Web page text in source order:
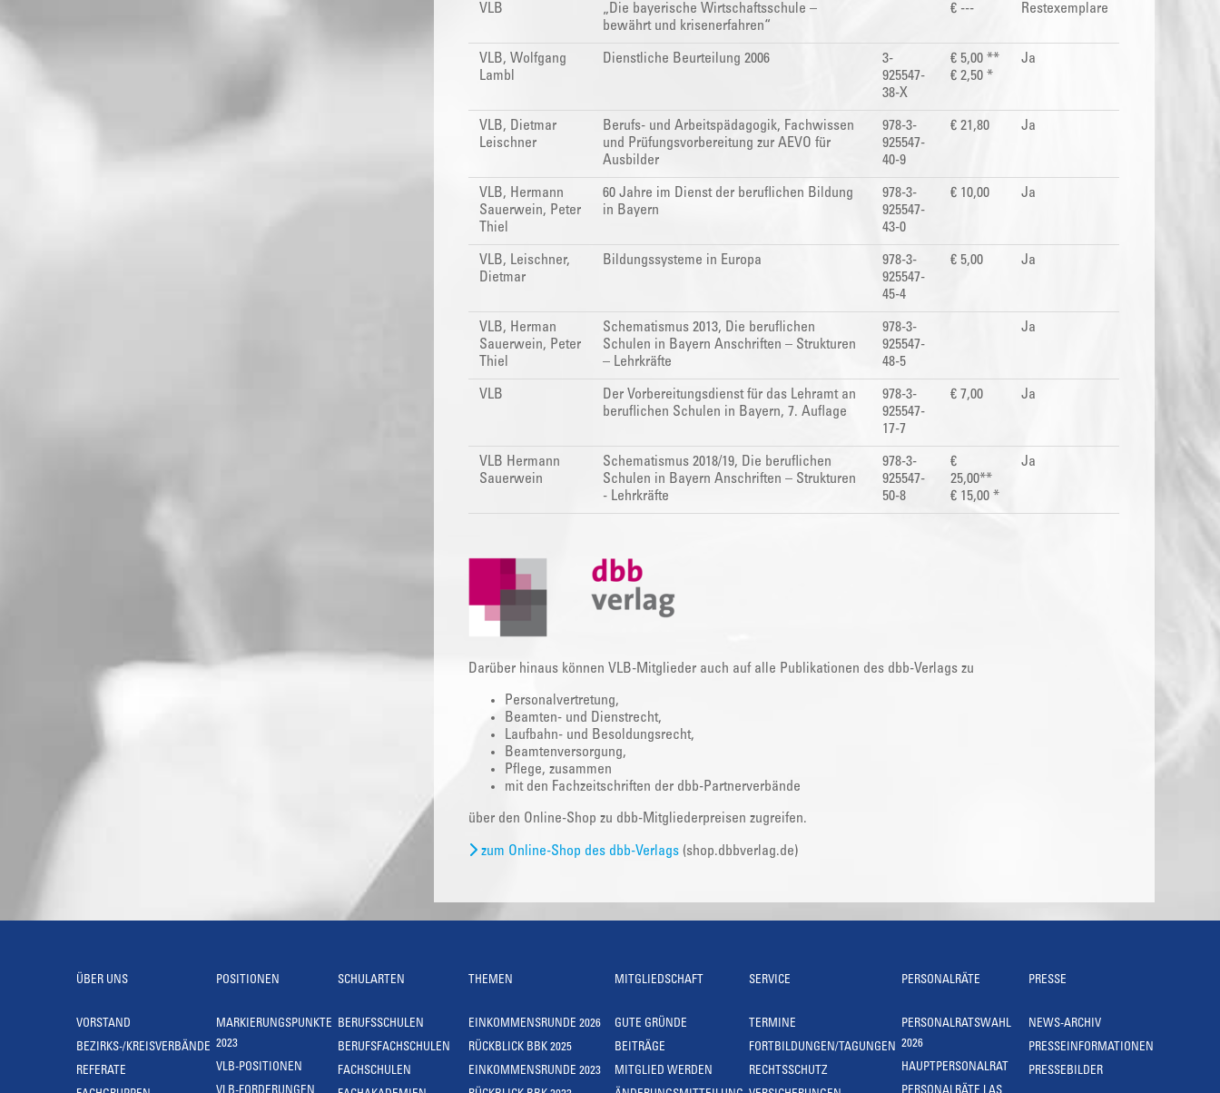
VLB
„Die bayerische Wirtschaftsschule –
bewährt und krisenerfahren“
€ --- Restexemplare
VLB, Wolfgang
Lambl
Dienstliche Beurteilung 2006
3-
925547-
38-X
€ 5,00 **
€ 2,50 *
Ja
VLB, Dietmar
Leischner
Berufs- und Arbeitspädagogik, Fachwissen
und Prüfungsvorbereitung zur AEVO für
Ausbilder
978-3-
925547-
40-9
€ 21,80 Ja
VLB, Hermann
Sauerwein, Peter
Thiel
60 Jahre im Dienst der beruflichen Bildung
in Bayern
978-3-
925547-
43-0
€ 10,00 Ja
VLB, Leischner,
Dietmar
Bildungssysteme in Europa
978-3-
925547-
45-4
€ 5,00 Ja
VLB, Herman
Sauerwein, Peter
Thiel
Schematismus 2013, Die beruflichen
Schulen in Bayern Anschriften – Strukturen
– Lehrkräfte
978-3-
925547-
48-5
Ja
VLB
Der Vorbereitungsdienst für das Lehramt an
beruflichen Schulen in Bayern, 7. Auflage
978-3-
925547-
17-7
€ 7,00 Ja
VLB Hermann
Sauerwein
Schematismus 2018/19, Die beruflichen
Schulen in Bayern Anschriften – Strukturen
- Lehrkräfte
978-3-
925547-
50-8
€
25,00**
€ 15,00 *
Ja
Darüber hinaus können VLB-Mitglieder auch auf alle Publikationen des dbb-Verlags zu
Personalvertretung,
Beamten- und Dienstrecht,
Laufbahn- und Besoldungsrecht,
Beamtenversorgung,
Pflege, zusammen
mit den Fachzeitschriften der dbb-Partnerverbände
über den Online-Shop zu dbb-Mitgliederpreisen zugreifen.
zum Online-Shop des dbb-Verlags (shop.dbbverlag.de)
ÜBER UNS
VORSTAND
BEZIRKS-/KREISVERBÄNDE
REFERATE
POSITIONEN
MARKIERUNGSPUNKTE
2023
VLB-POSITIONEN
SCHULARTEN
BERUFSSCHULEN
BERUFSFACHSCHULEN
FACHSCHULEN
THEMEN
EINKOMMENSRUNDE 2026
RÜCKBLICK BBK 2025
EINKOMMENSRUNDE 2023
MITGLIEDSCHAFT
GUTE GRÜNDE
BEITRÄGE
MITGLIED WERDEN
SERVICE
TERMINE
FORTBILDUNGEN/TAGUNGEN
RECHTSSCHUTZ
PERSONALRÄTE
PERSONALRATSWAHL
2026
HAUPTPERSONALRAT
PRESSE
NEWS-ARCHIV
PRESSEINFORMATIONEN
PRESSEBILDER